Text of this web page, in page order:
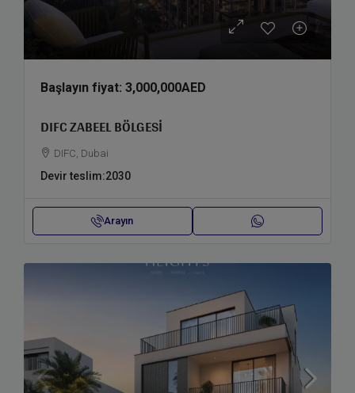
Başlayın fiyat: 3,000,000AED
DIFC ZABEEL BÖLGESI
DIFC, Dubai
Devir teslim:2030
Arayın